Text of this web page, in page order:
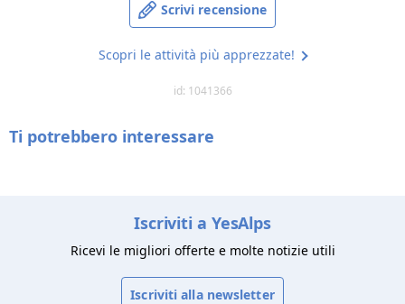
Scrivi recensione
Scopri le attività più apprezzate!
id: 1041366
Ti potrebbero interessare
Iscriviti a YesAlps
Ricevi le migliori offerte e molte notizie utili
Iscriviti alla newsletter